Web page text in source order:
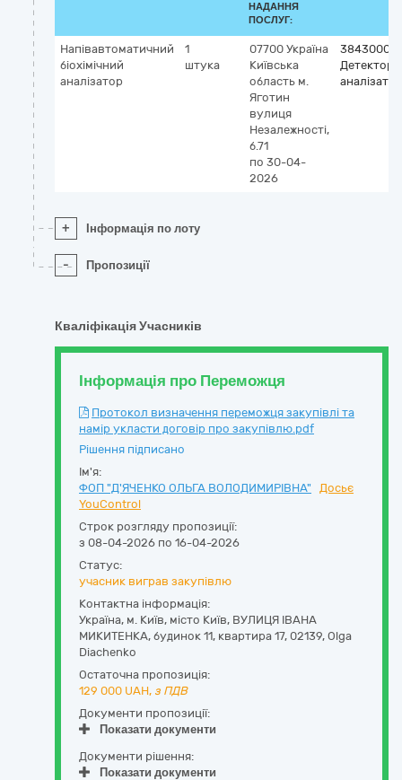
НАДАННЯ
ПОСЛУГ:
Напівавтоматичний
біохімічний
аналізатор
1
штука
07700 Україна
Київська
область м.
Яготин
вулиця
Незалежності,
б.71
по 30-04-
2026
Детектори
+ Інформація по лоту
- Пропозиції
Кваліфікація Учасників
Інформація про Переможця
Протокол визначення переможця закупівлі та
намір укласти договір про закупівлю.pdf
Рішення підписано
Ім'я:
ФОП "Д'ЯЧЕНКО ОЛЬГА ВОЛОДИМИРІВНА"
Досьє
YouControl
Строк розгляду пропозиції:
з 08-04-2026 по 16-04-2026
Статус:
учасник виграв закупівлю
Контактна інформація:
Україна, м. Київ, місто Київ, ВУЛИЦЯ ІВАНА
МИКИТЕНКА, будинок 11, квартира 17, 02139, Olga
Diachenko
Остаточна пропозиція:
129 000 UAH, з ПДВ
Документи пропозиції:
Показати документи
Документи рішення:
Показати документи